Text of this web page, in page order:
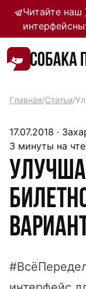
Читайте наш
Главная/Статьи/
17.07.2018 ·
3 минуты на